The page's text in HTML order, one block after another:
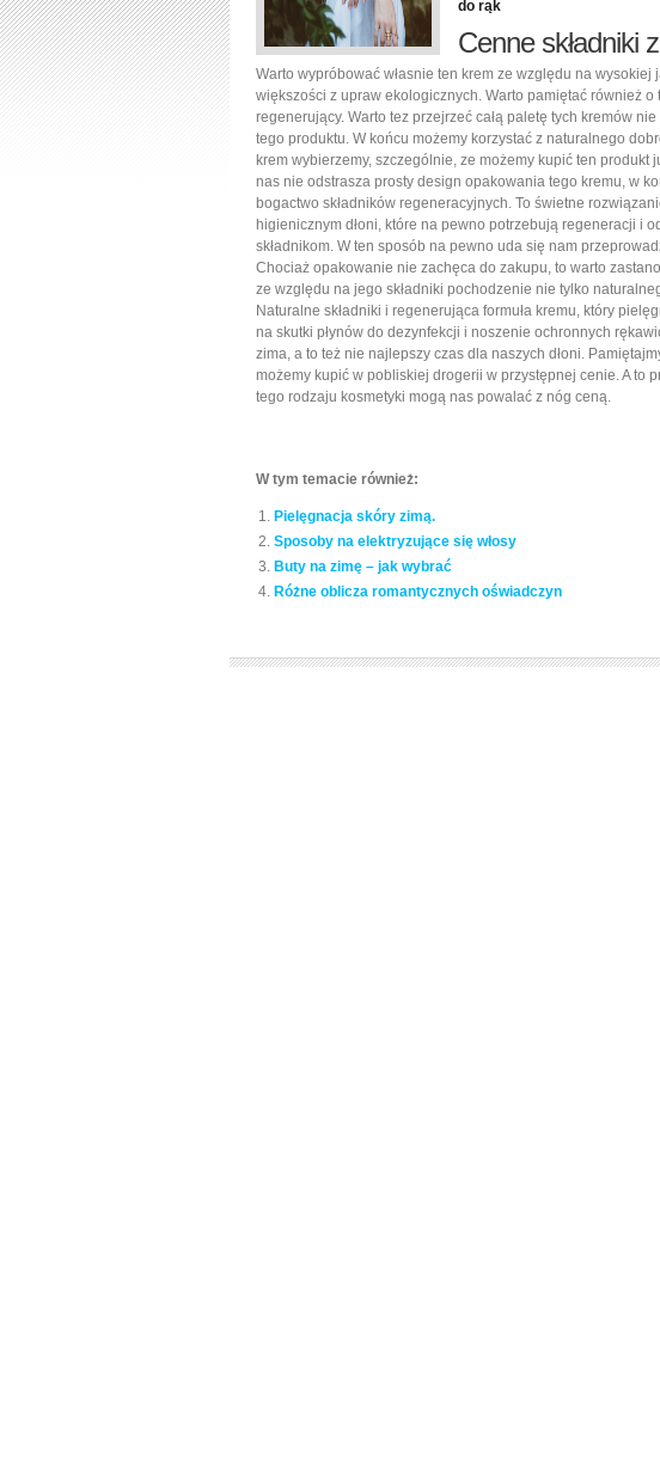
do rąk
Cenne składniki
Warto wypróbować własnie ten krem ze względu na
większości z upraw ekologicznych. Warto pamiętać również o
regenerujący. Warto tez przejrzeć całą paletę tych kremów
tego produktu. W końcu możemy korzystać z naturalnego
krem wybierzemy, szczególnie, ze możemy kupić ten
nas nie odstrasza prosty design opakowania tego kremu, w
bogactwo składników regeneracyjnych. To świetne
higienicznym dłoni, które na pewno potrzebują regeneracji i
składnikom. W ten sposób na pewno uda się nam
Chociaż opakowanie nie zachęca do zakupu, to warto
ze względu na jego składniki pochodzenie nie tylko
Naturalne składniki i regenerująca formuła kremu, który
na skutki płynów do dezynfekcji i noszenie ochronnych
zima, a to też nie najlepszy czas dla naszych dłoni.
możemy kupić w pobliskiej drogerii w przystępnej cenie. A to
tego rodzaju kosmetyki mogą nas powalać z nóg ceną.
W tym temacie również:
Pielęgnacja skóry zimą.
Sposoby na elektryzujące się włosy
Buty na zimę – jak wybrać
Różne oblicza romantycznych oświadczyn